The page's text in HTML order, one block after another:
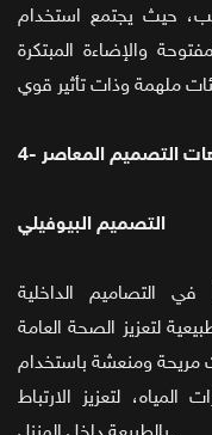
حيث يجتمع استخدام
والإضاءة المبتكرة
التصميم المعاصر
التصميم البيوفيلي
في التصاميم الداخلية
لتعزيز الصحة العامة
مريحة ومنعشة باستخدام
المياه، لتعزيز الارتباط